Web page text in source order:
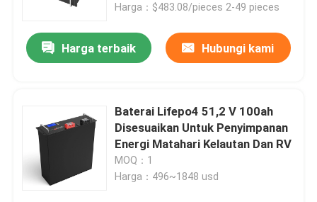
Harga：$483.08/pieces 2-49 pieces
Harga terbaik Hubungi kami
Baterai Lifepo4 51,2 V 100ah
Disesuaikan Untuk Penyimpanan
Energi Matahari Kelautan Dan RV
MOQ：1
Harga：496~1848 usd